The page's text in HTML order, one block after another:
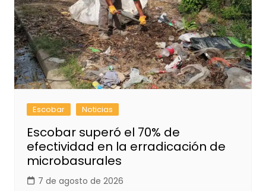
Escobar Noticias
Escobar superó el 70% de
efectividad en la erradicación de
microbasurales
7 de agosto de 2026